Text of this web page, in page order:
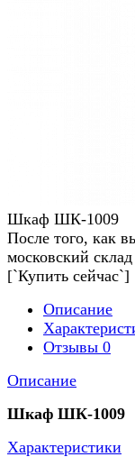
Шкаф ШК-1009
После того, как
московский
[`Купить сейчас`]
Описание
Отзывы 0
Описание
Шкаф ШК-1009
Характеристики